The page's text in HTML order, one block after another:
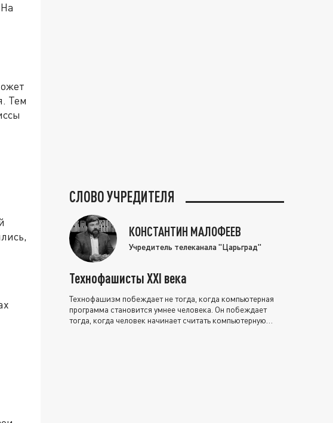
Тем
СЛОВО УЧРЕДИТЕЛЯ
КОНСТАНТИН МАЛОФЕЕВ
Учредитель телеканала "Царьград"
Технофашисты XXI века
Технофашизм побеждает не тогда, когда компьютерная
программа становится умнее человека. Он побеждает
тогда, когда человек начинает считать компьютерную